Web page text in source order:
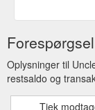
Oplysninger til
restsaldo og
Tjek